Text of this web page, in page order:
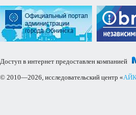
Доступ в интернет предоставлен компанией
© 2010—2026, исследовательский центр «